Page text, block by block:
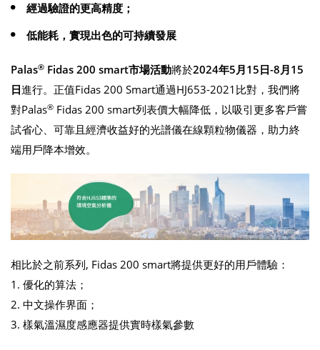
經過驗證的更高精度；
低能耗，實現出色的可持續發展
Palas® Fidas 200 smart市場活動將於2024年5月15日-8月15
日進行。正值Fidas 200 Smart通過HJ653-2021比對，我們將
對Palas® Fidas 200 smart列表價大幅降低，以吸引更多客戶嘗
試省心、可靠且經濟收益好的光譜儀在線顆粒物儀器，助力終
端用戶降本增效。
相比於之前系列, Fidas 200 smart將提供更好的用戶體驗：
1. 優化的算法；
2. 中文操作界面；
3. 樣氣溫濕度感應器提供實時樣氣參數